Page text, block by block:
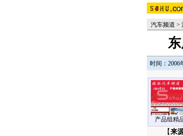
汽车频道 >
时间：2006
产品组精
【来